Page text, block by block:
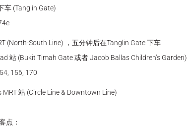
车 (Tanglin Gate)
(North-South Line) ，五分钟后在Tanglin Gate 下车
站 (Bukit Timah Gate 或者 Jacob Ballas Children’s Garden)
156, 170
站 (Circle Line & Downtown Line)
点：